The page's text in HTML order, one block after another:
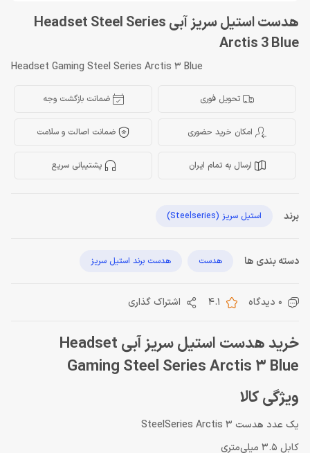
هدست استیل سریز آبی Headset Steel Series
Arctis 3 Blue
Headset Gaming Steel Series Arctis 3 Blue
تحویل فوری ضمانت بازگشت وجه
امکان خرید حضوری ضمانت اصالت و سلامت
ارسال به تمام ایران پشتیبانی سریع
برند استیل سریز (Steelseries)
دسته بندی ها هدست هدست برند استیل سریز
0 دیدگاه 4.1 اشتراک گذاری
خرید هدست استیل سریز آبی Headset
Gaming Steel Series Arctis 3 Blue
ویژگی کالا
یک عدد هدست SteelSeries Arctis 3
کابل 3.5 میلی‌متری